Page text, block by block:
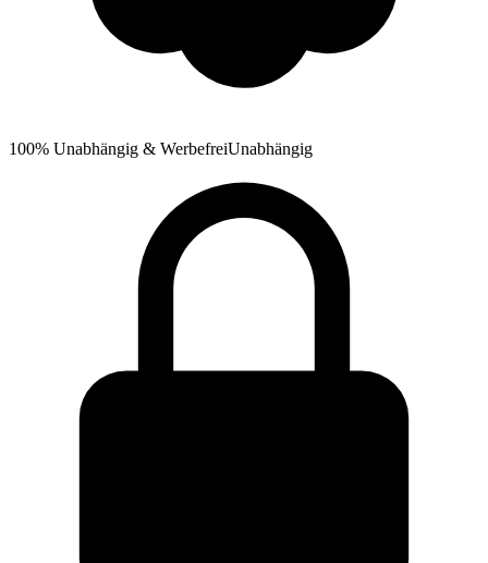
100% Unabhängig & WerbefreiUnabhängig